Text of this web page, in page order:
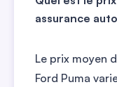
assurance
Le prix moyen
Ford Puma